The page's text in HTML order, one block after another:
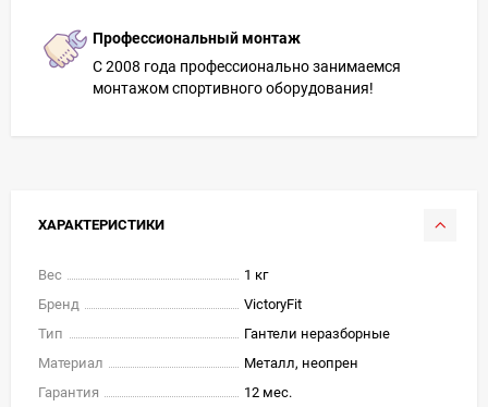
Профессиональный монтаж
С 2008 года профессионально занимаемся
монтажом спортивного оборудования!
ХАРАКТЕРИСТИКИ
Вес
1 кг
Бренд
VictoryFit
Тип
Гантели неразборные
Материал
Металл, неопрен
Гарантия
12 мес.